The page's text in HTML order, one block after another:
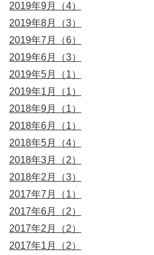
2019年9月（4）
2019年8月（3）
2019年7月（6）
2019年6月（3）
2019年5月（1）
2019年1月（1）
2018年9月（1）
2018年6月（1）
2018年5月（4）
2018年3月（2）
2018年2月（3）
2017年7月（1）
2017年6月（2）
2017年2月（2）
2017年1月（2）